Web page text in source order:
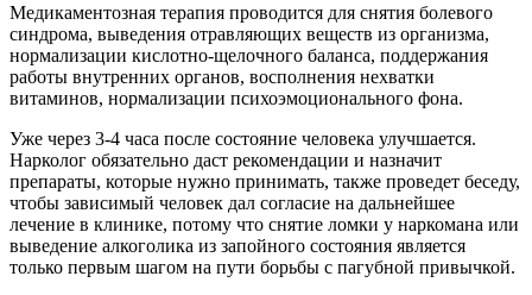
Медикаментозная терапия проводится для снятия болевого
синдрома, выведения отравляющих веществ из организма,
нормализации кислотно-щелочного баланса, поддержания
работы внутренних органов, восполнения нехватки
витаминов, нормализации психоэмоционального фона.
Уже через 3-4 часа после состояние человека улучшается.
Нарколог обязательно даст рекомендации и назначит
препараты, которые нужно принимать, также проведет беседу,
чтобы зависимый человек дал согласие на дальнейшее
лечение в клинике, потому что снятие ломки у наркомана или
выведение алкоголика из запойного состояния является
только первым шагом на пути борьбы с пагубной привычкой.